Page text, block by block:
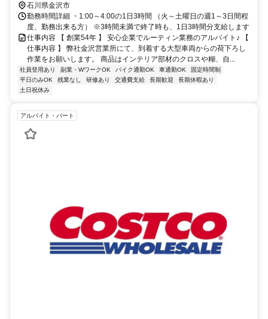
石川県金沢市
勤務時間詳細 ・1:00～4:00の1日3時間 （火～土曜日の週1～3日間程
度、勤務出来る方） ※3時間未満で終了時も、1日3時間分支給します
仕事内容 【 創業54年 】 安心企業でルーティン業務のアルバイト♪ 【
仕事内容 】 弊社金沢営業所にて、到着する大型車両からの荷下ろし
作業をお願いします。 商品はインテリア部材のクロスや糊、自...
社員登用あり 副業・WワークOK バイク通勤OK 車通勤OK
固定時間制
平日のみOK
残業なし 研修あり 交通費支給 長期歓迎
長期休暇あり
土日祝休み
アルバイト・パート